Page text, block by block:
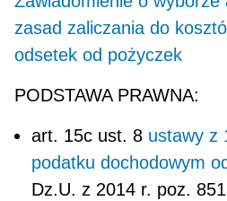
zasad zaliczania do
odsetek od pożyczek
PODSTAWA PRAWNA:
art. 15c ust. 8 ustawy z
podatku dochodowym
Dz.U. z 2014 r. poz.